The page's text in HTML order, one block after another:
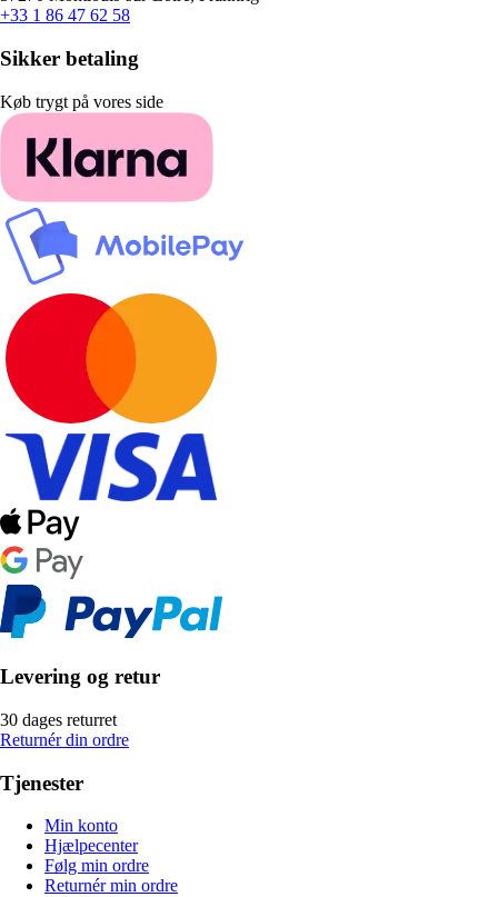
+33 1 86 47 62 58
Sikker betaling
Køb trygt på vores side
Levering og retur
30 dages returret
Returnér din ordre
Tjenester
Min konto
Hjælpecenter
Følg min ordre
Returnér min ordre